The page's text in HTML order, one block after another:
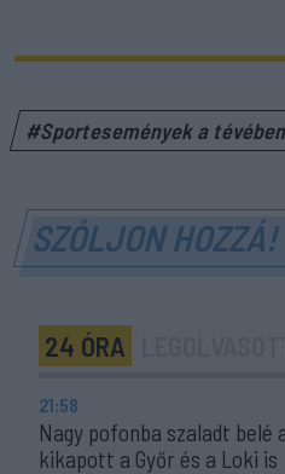
#Sportesemények a tévében
SZÓLJON HOZZÁ!
24 ÓRA
21:58
Nagy pofonba szaladt belé
kikapott a Győr és a Loki is